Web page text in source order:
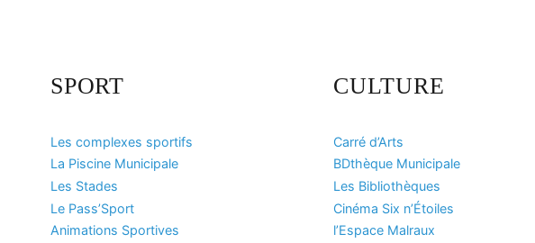
SPORT
Les complexes sportifs
La Piscine Municipale
Les Stades
Le Pass’Sport
Animations Sportives
CULTURE
Carré d’Arts
BDthèque Municipale
Les Bibliothèques
Cinéma Six n’Étoiles
l’Espace Malraux